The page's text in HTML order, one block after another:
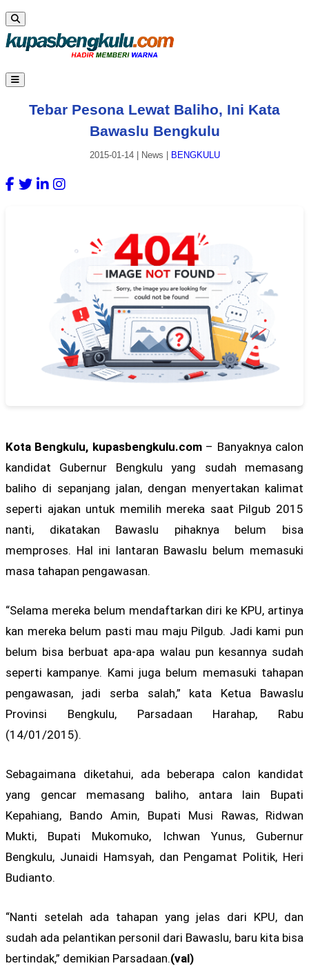
Tebar Pesona Lewat Baliho, Ini Kata
Bawaslu Bengkulu
2015-01-14| News BENGKULU
Kota Bengkulu, kupasbengkulu.com– Banyaknya calon
kandidat Gubernur Bengkulu yang sudah memasang
baliho di sepanjang jalan, dengan menyertakan kalimat
seperti ajakan untuk memilih mereka saat Pilgub 2015
nanti, dikatakan Bawaslu pihaknya belum bisa
memproses. Hal ini lantaran Bawaslu belum memasuki
masa tahapan pengawasan.
“Selama mereka belum mendaftarkan diri ke KPU, artinya
kan mereka belum pasti mau maju Pilgub. Jadi kami pun
belum bisa berbuat apa-apa walau pun kesannya sudah
seperti kampanye. Kami juga belum memasuki tahapan
pengawasan, jadi serba salah,” kata Ketua Bawaslu
Provinsi Bengkulu, Parsadaan Harahap, Rabu
(14/01/2015).
Sebagaimana diketahui, ada beberapa calon kandidat
yang gencar memasang baliho, antara lain Bupati
Kepahiang, Bando Amin, Bupati Musi Rawas, Ridwan
Mukti, Bupati Mukomuko, Ichwan Yunus, Gubernur
Bengkulu, Junaidi Hamsyah, dan Pengamat Politik, Heri
Budianto.
“Nanti setelah ada tahapan yang jelas dari KPU, dan
sudah ada pelantikan personil dari Bawaslu, baru kita bisa
bertindak,” demikian Parsadaan.(val)